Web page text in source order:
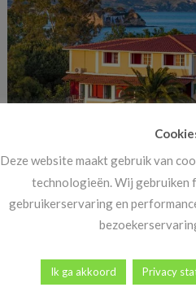
Vanaf 14 november:
Heb jij al vakantiekriebels? Goed
Deze website maakt gebruik van
technologieën. Wij gebruiken
gebruikerservaring en
Ik ga akkoord Privacy